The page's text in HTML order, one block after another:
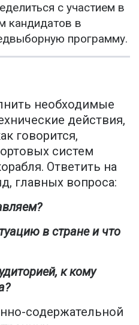
с участием в
кандидатов в
программу.
необходимые
действия,
говорится,
систем
Ответить на
главных вопроса:
в стране и что
к кому
содержательной